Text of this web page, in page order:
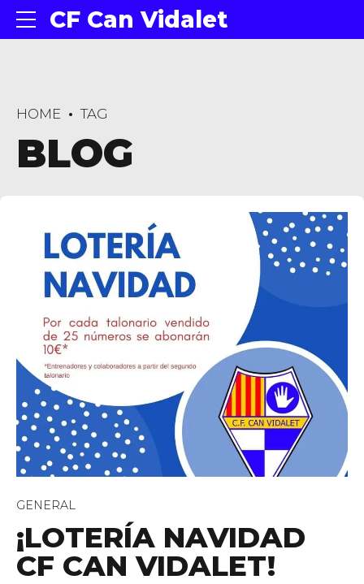
CF Can Vidalet
HOME TAG
BLOG
GENERAL
¡LOTERÍA NAVIDAD
CF CAN VIDALET!